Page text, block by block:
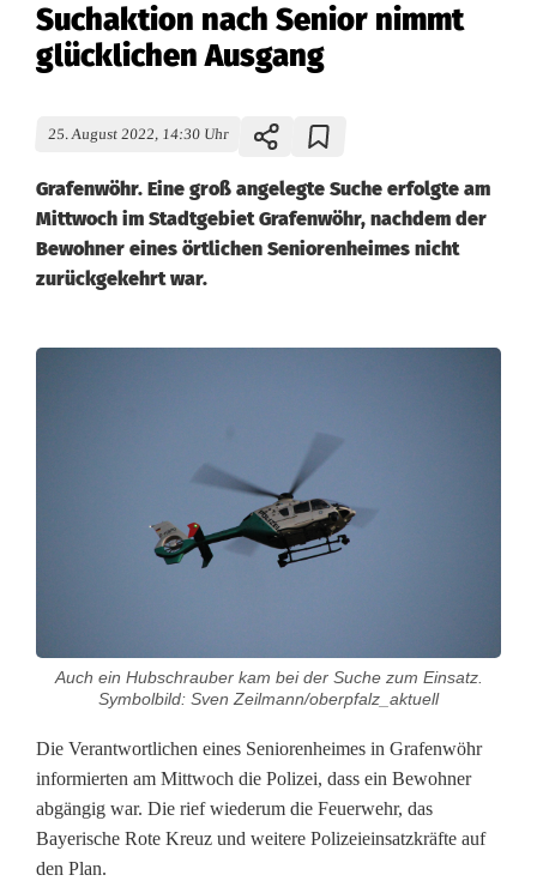
Suchaktion nach Senior nimmt
glücklichen Ausgang
25. August 2022, 14:30 Uhr
Grafenwöhr. Eine groß angelegte Suche erfolgte am
Mittwoch im Stadtgebiet Grafenwöhr, nachdem der
Bewohner eines örtlichen Seniorenheimes nicht
zurückgekehrt war.
n
n
a
Auch ein Hubschrauber kam bei der Suche zum Einsatz.
Symbolbild: Sven Zeilmann/oberpfalz_aktuell
Die Verantwortlichen eines Seniorenheimes in Grafenwöhr
informierten am Mittwoch die Polizei, dass ein Bewohner
abgängig war. Die rief wiederum die Feuerwehr, das
Bayerische Rote Kreuz und weitere Polizeieinsatzkräfte auf
den Plan.